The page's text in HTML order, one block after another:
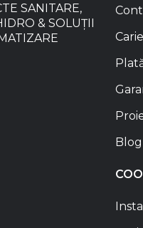
SANITARE,
& SOLUȚII
Blog